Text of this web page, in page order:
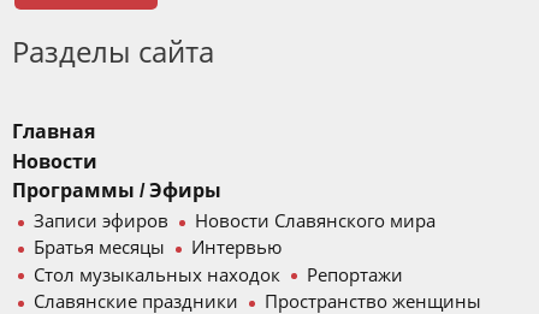
Разделы сайта
Главная
Новости
Программы / Эфиры
Записи эфиров
Новости Славянского мира
Братья месяцы
Интервью
Стол музыкальных находок
Репортажи
Славянские праздники
Пространство женщины